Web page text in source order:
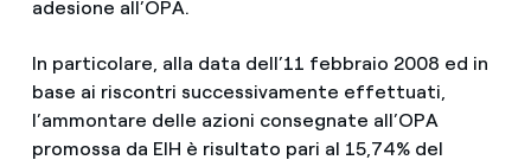
adesione all’OPA.
In particolare, alla data dell’11 febbraio 2008 ed in
base ai riscontri successivamente effettuati,
l’ammontare delle azioni consegnate all’OPA
promossa da EIH è risultato pari al 15,74% del